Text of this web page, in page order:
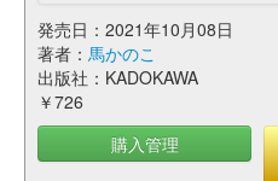
発売日：2021年10月08日
著者： 馬かのこ
出版社：KADOKAWA
￥726
購入管理